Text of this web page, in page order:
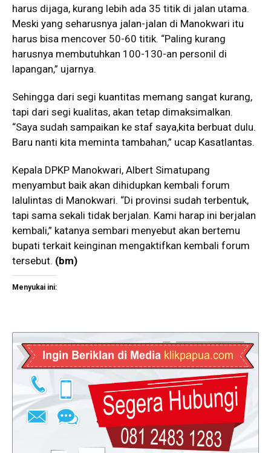
harus dijaga, kurang lebih ada 35 titik di jalan utama.
Meski yang seharusnya jalan-jalan di Manokwari itu
harus bisa mencover 50-60 titik. “Paling kurang
harusnya membutuhkan 100-130-an personil di
lapangan,” ujarnya.
Sehingga dari segi kuantitas memang sangat kurang,
tapi dari segi kualitas, akan tetap dimaksimalkan.
“Saya sudah sampaikan ke staf saya,kita berbuat dulu.
Baru nanti kita meminta tambahan,” ucap Kasatlantas.
Kepala DPKP Manokwari, Albert Simatupang
menyambut baik akan dihidupkan kembali forum
lalulintas di Manokwari. “Di provinsi sudah terbentuk,
tapi sama sekali tidak berjalan. Kami harap ini berjalan
kembali,” katanya sembari menyebut akan bertemu
bupati terkait keinginan mengaktifkan kembali forum
tersebut. (bm)
Menyukai ini: